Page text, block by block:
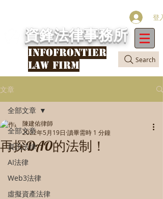
Search
登入
資鋒法律事務所
INFOFRONTIER
LAW FIRM
文章
全部文章
資訊法律
AI法律
Web3法律
虛擬資產法律
全部文章
再探DAO的法制！
陳建佑律師
2022年5月19日 讀畢需時 1 分鐘